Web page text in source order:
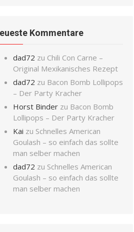
Kommentare
dad72 zu Chili Con Carne –
Original Mexikanisches Rezept
dad72 zu Bacon Bomb Lollipops
– Der Party Kracher
Horst Binder zu Bacon Bomb
Lollipops – Der Party Kracher
Kai zu Schnelles American
Goulash – so einfach das sollte
man selber machen
dad72 zu Schnelles American
Goulash – so einfach das sollte
man selber machen